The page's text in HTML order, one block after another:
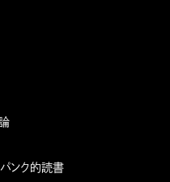
ンク的読書